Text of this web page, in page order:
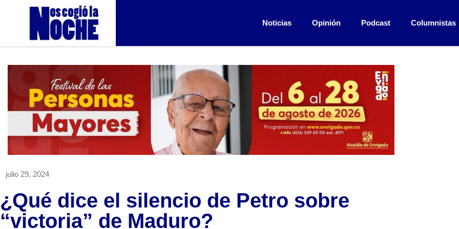
Noticias Opinión Podcast Columnistas
julio 29, 2024
¿Qué dice el silencio de Petro sobre
“victoria” de Maduro?